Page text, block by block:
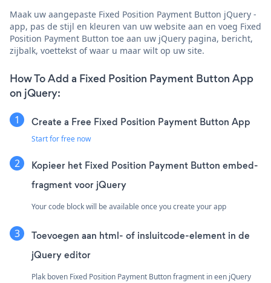
Maak uw aangepaste Fixed Position Payment Button jQuery -
app, pas de stijl en kleuren van uw website aan en voeg Fixed
Position Payment Button toe aan uw jQuery pagina, bericht,
zijbalk, voettekst of waar u maar wilt op uw site.
How To Add a Fixed Position Payment Button App
on jQuery:
Create a Free Fixed Position Payment Button App
Start for free now
Kopieer het Fixed Position Payment Button embed-
fragment voor jQuery
Your code block will be available once you create your app
Toevoegen aan html- of insluitcode-element in de
jQuery editor
Plak boven Fixed Position Payment Button fragment in een jQuery